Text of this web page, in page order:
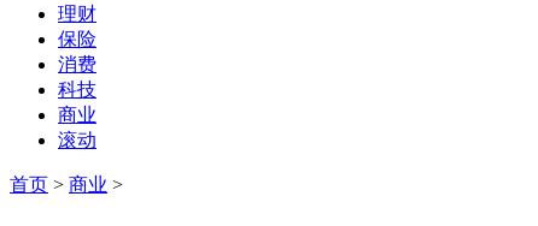
理财
保险
消费
科技
商业
滚动
首页 > 商业 >